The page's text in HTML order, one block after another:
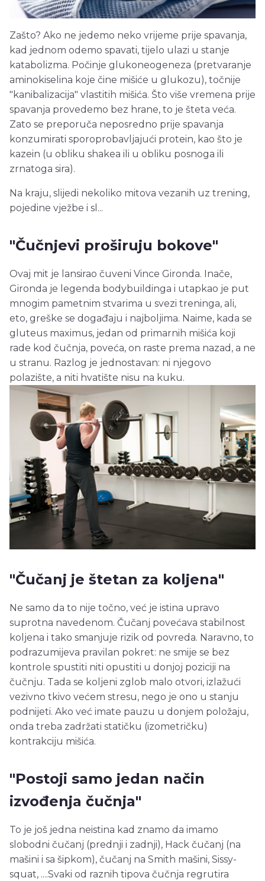
Zašto? Ako ne jedemo neko vrijeme prije spavanja,
kad jednom odemo spavati, tijelo ulazi u stanje
katabolizma. Počinje glukoneogeneza (pretvaranje
aminokiselina koje čine mišiće u glukozu), točnije
"kanibalizacija" vlastitih mišića. Što više vremena prije
spavanja provedemo bez hrane, to je šteta veća.
Zato se preporuča neposredno prije spavanja
konzumirati sporoprobavljajući protein, kao što je
kazein (u obliku shakea ili u obliku posnoga ili
zrnatoga sira).
Na kraju, slijedi nekoliko mitova vezanih uz trening,
pojedine vježbe i sl...
"Čučnjevi proširuju bokove"
Ovaj mit je lansirao čuveni Vince Gironda. Inače,
Gironda je legenda bodybuildinga i utapkao je put
mnogim pametnim stvarima u svezi treninga, ali,
eto, greške se događaju i najboljima. Naime, kada se
gluteus maximus, jedan od primarnih mišića koji
rade kod čučnja, poveća, on raste prema nazad, a ne
u stranu. Razlog je jednostavan: ni njegovo
polazište, a niti hvatište nisu na kuku.
"Čučanj je štetan za koljena"
Ne samo da to nije točno, već je istina upravo
suprotna navedenom. Čučanj povećava stabilnost
koljena i tako smanjuje rizik od povreda. Naravno, to
podrazumijeva pravilan pokret: ne smije se bez
kontrole spustiti niti opustiti u donjoj poziciji na
čučnju. Tada se koljeni zglob malo otvori, izlažući
vezivno tkivo većem stresu, nego je ono u stanju
podnijeti. Ako već imate pauzu u donjem položaju,
onda treba zadržati statičku (izometričku)
kontrakciju mišića.
"Postoji samo jedan način
izvođenja čučnja"
To je još jedna neistina kad znamo da imamo
slobodni čučanj (prednji i zadnji), Hack čučanj (na
mašini i sa šipkom), čučanj na Smith mašini, Sissy-
squat, ....Svaki od raznih tipova čučnja regrutira